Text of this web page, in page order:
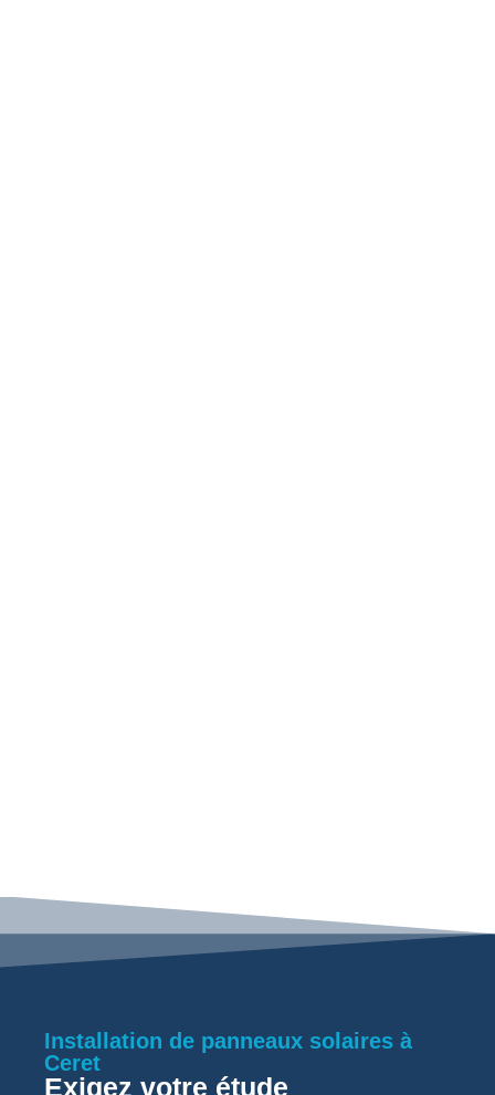
Installation de panneaux solaires à
Ceret
Exigez votre étude